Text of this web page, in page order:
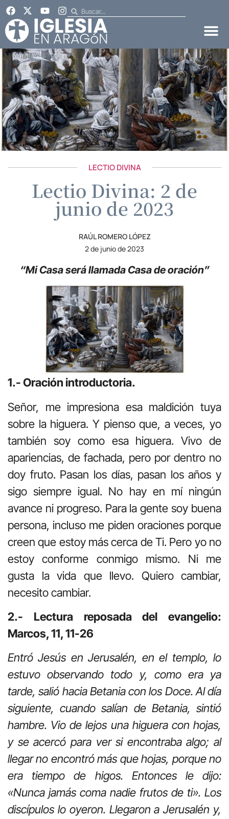
LECTIO DIVINA
Lectio Divina: 2 de
junio de 2023
RAÚL ROMERO LÓPEZ
2 de junio de 2023
“Mi Casa será llamada Casa de oración”
1.- Oración introductoria.
Señor, me impresiona esa maldición tuya
sobre la higuera. Y pienso que, a veces, yo
también soy como esa higuera. Vivo de
apariencias, de fachada, pero por dentro no
doy fruto. Pasan los días, pasan los años y
sigo siempre igual. No hay en mí ningún
avance ni progreso. Para la gente soy buena
persona, incluso me piden oraciones porque
creen que estoy más cerca de Ti. Pero yo no
estoy conforme conmigo mismo. Ni me
gusta la vida que llevo. Quiero cambiar,
necesito cambiar.
2.- Lectura reposada del evangelio:
Marcos, 11, 11-26
Entró Jesús en Jerusalén, en el templo, lo
estuvo observando todo y, como era ya
tarde, salió hacia Betania con los Doce.Al día
siguiente, cuando salían de Betania, sintió
hambre. Vio de lejos una higuera con hojas,
y se acercó para ver si encontraba algo; al
llegar no encontró más que hojas, porque no
era tiempo de higos. Entonces le dijo:
«Nunca jamás coma nadie frutos de ti». Los
discípulos lo oyeron. Llegaron a Jerusalén y,